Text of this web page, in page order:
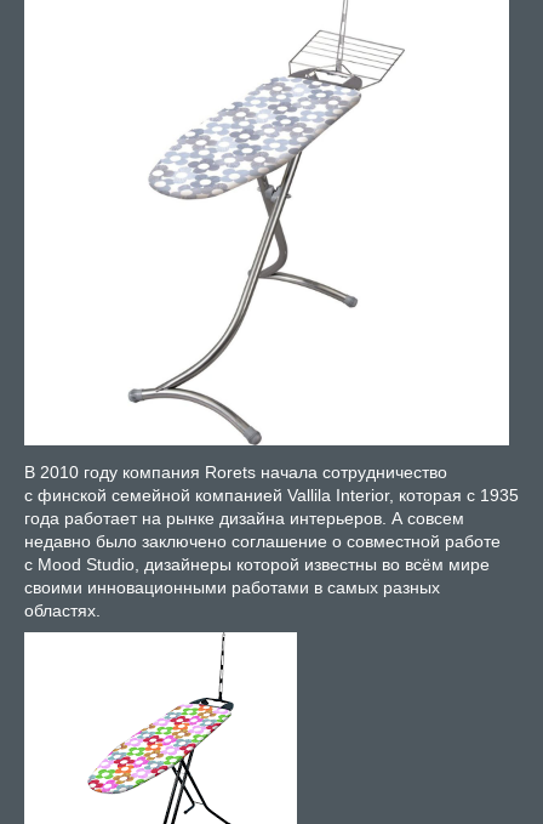
В 2010 году компания Rorets начала сотрудничество
с финской семейной компанией Vallila Interior, которая с 1935
года работает на рынке дизайна интерьеров. А совсем
недавно было заключено соглашение о совместной работе
с Mood Studio, дизайнеры которой известны во всём мире
своими инновационными работами в самых разных
областях.